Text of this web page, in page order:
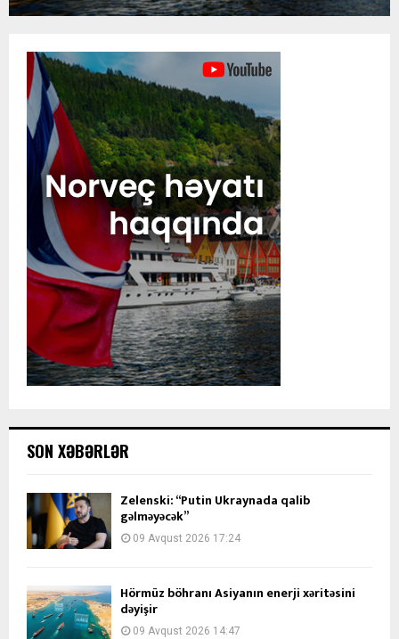
SON XƏBƏRLƏR
Zelenski: “Putin Ukraynada qalib
gəlməyəcək”
09 Avqust 2026 17:24
Hörmüz böhranı Asiyanın enerji xəritəsini
dəyişir
09 Avqust 2026 14:47